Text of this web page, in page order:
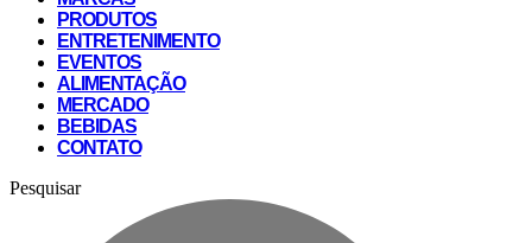
PRODUTOS
ENTRETENIMENTO
EVENTOS
ALIMENTAÇÃO
MERCADO
BEBIDAS
CONTATO
Pesquisar